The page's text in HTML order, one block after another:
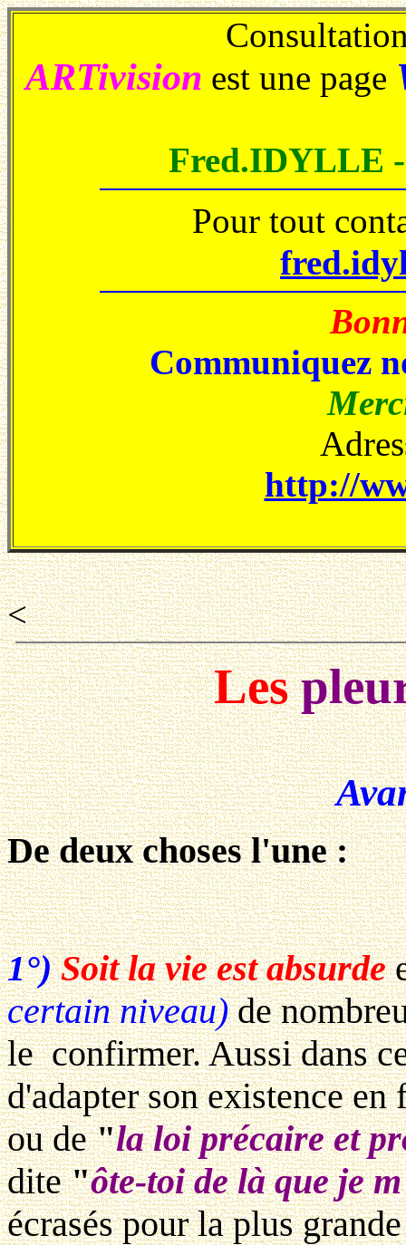
ARTivision est une page
Fred.IDYLLE
Pour tout
Communiquez
http://
<
Les
De deux choses l'une :
1°)Soit la vie est absurde
certain niveau)de
le confirmer. Aussi dans
d'adapter son existence
ou de"la loi précaire et
dite"ôte-toi de là que je
écrasés pour la plus